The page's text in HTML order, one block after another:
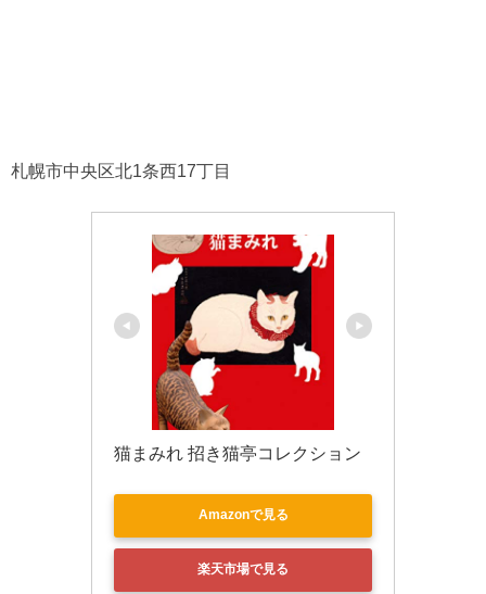
札幌市中央区北1条西17丁目
猫まみれ 招き猫亭コレクション
Amazonで見る
楽天市場で見る